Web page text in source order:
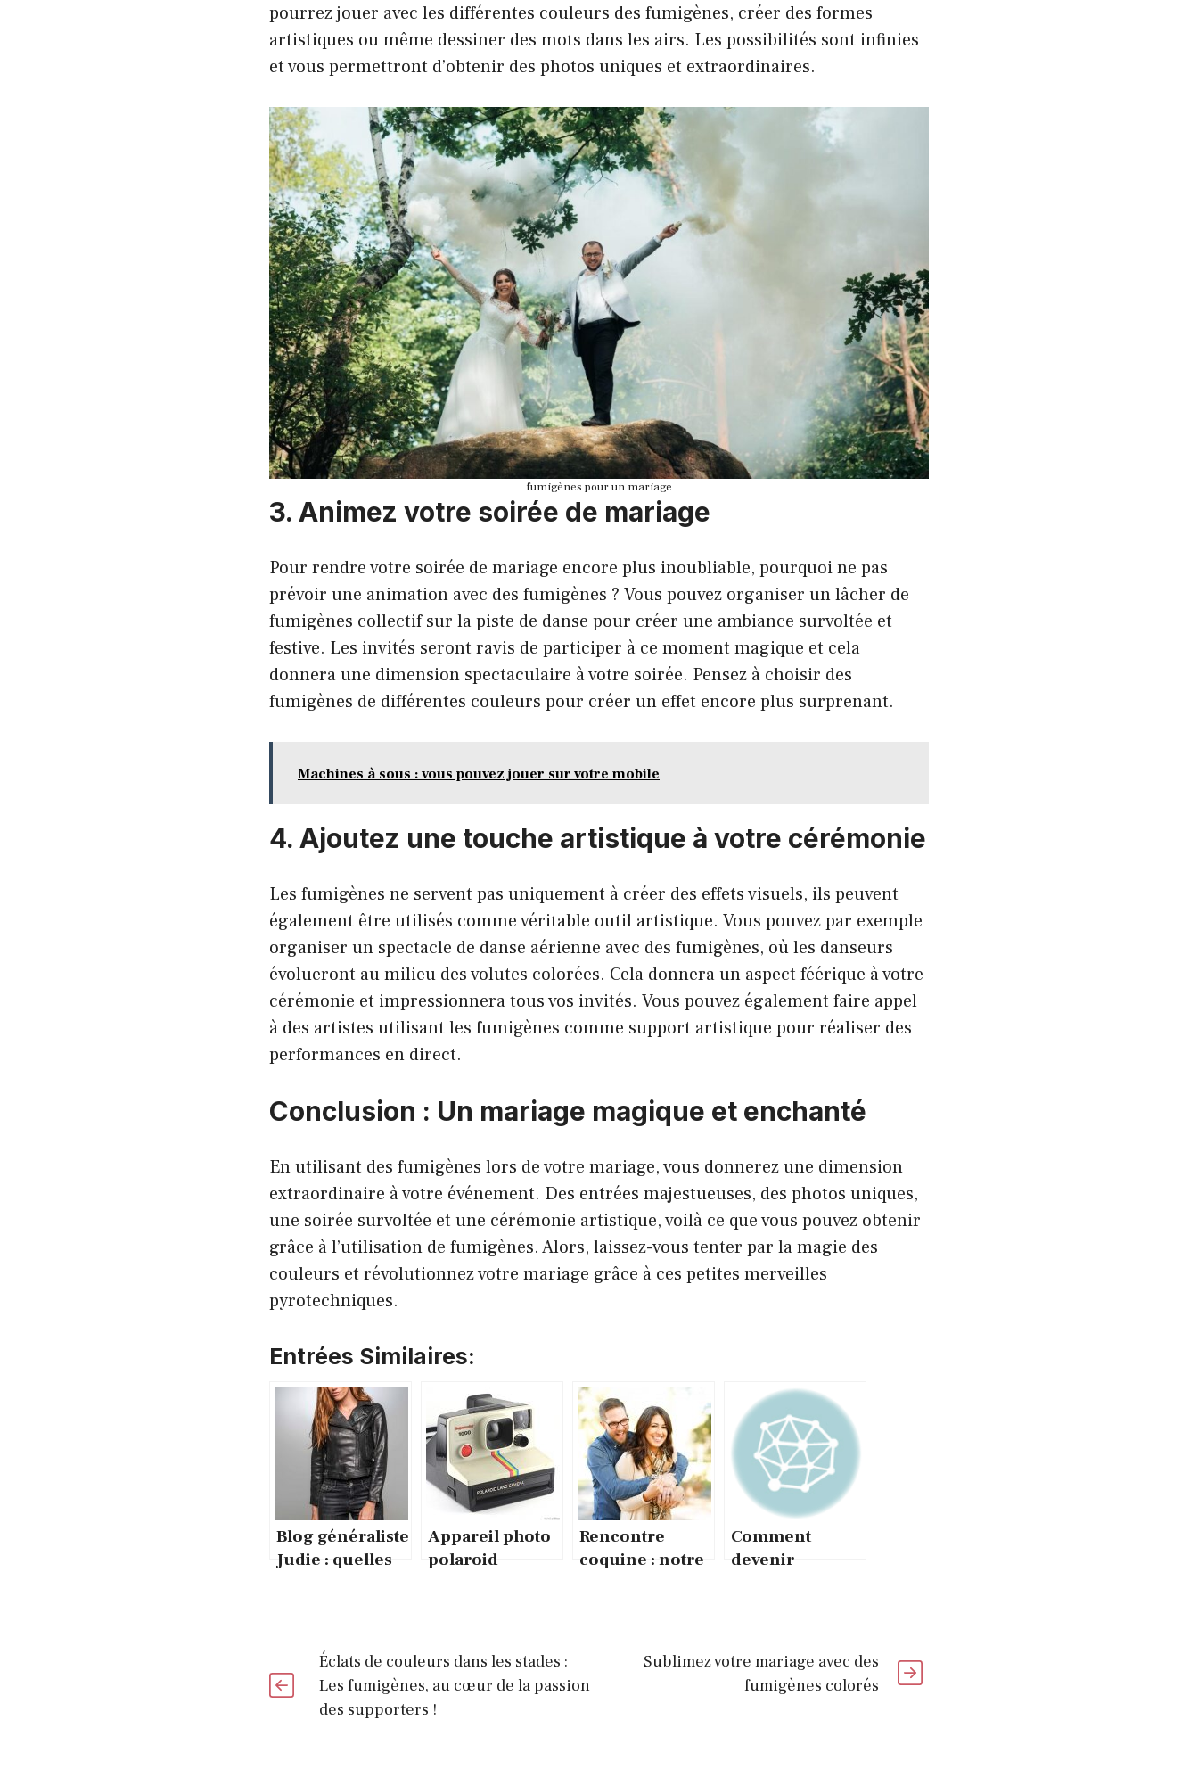
pourrez jouer avec les différentes couleurs des fumigènes, créer des formes
artistiques ou même dessiner des mots dans les airs. Les possibilités sont infinies
et vous permettront d’obtenir des photos uniques et extraordinaires.
fumigènes pour un mariage
3. Animez votre soirée de mariage
Pour rendre votre soirée de mariage encore plus inoubliable, pourquoi ne pas
prévoir une animation avec des fumigènes ? Vous pouvez organiser un lâcher de
fumigènes collectif sur la piste de danse pour créer une ambiance survoltée et
festive. Les invités seront ravis de participer à ce moment magique et cela
donnera une dimension spectaculaire à votre soirée. Pensez à choisir des
fumigènes de différentes couleurs pour créer un effet encore plus surprenant.
Machines à sous : vous pouvez jouer sur votre mobile
4. Ajoutez une touche artistique à votre cérémonie
Les fumigènes ne servent pas uniquement à créer des effets visuels, ils peuvent
également être utilisés comme véritable outil artistique. Vous pouvez par exemple
organiser un spectacle de danse aérienne avec des fumigènes, où les danseurs
évolueront au milieu des volutes colorées. Cela donnera un aspect féérique à votre
cérémonie et impressionnera tous vos invités. Vous pouvez également faire appel
à des artistes utilisant les fumigènes comme support artistique pour réaliser des
performances en direct.
Conclusion : Un mariage magique et enchanté
En utilisant des fumigènes lors de votre mariage, vous donnerez une dimension
extraordinaire à votre événement. Des entrées majestueuses, des photos uniques,
une soirée survoltée et une cérémonie artistique, voilà ce que vous pouvez obtenir
grâce à l’utilisation de fumigènes. Alors, laissez-vous tenter par la magie des
couleurs et révolutionnez votre mariage grâce à ces petites merveilles
pyrotechniques.
Entrées Similaires:
Blog généraliste
Judie : quelles
Appareil photo
polaroid
principale
Rencontre
coquine : notre
Comment
devenir
Éclats de couleurs dans les stades :
Les fumigènes, au cœur de la passion
des supporters !
Sublimez votre mariage avec des
fumigènes colorés